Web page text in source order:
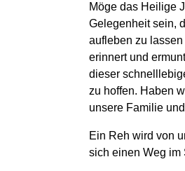
Möge das Heilige
Gelegenheit sein,
aufleben zu
erinnert und
dieser
zu hoffen. Haben
unsere Familie
Ein Reh wird von
sich einen Weg im